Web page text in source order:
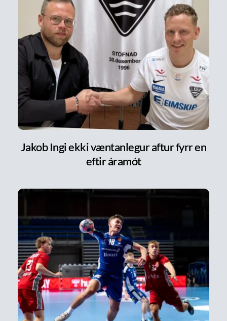
Jakob Ingi ekki væntanlegur aftur fyrr en
eftir áramót